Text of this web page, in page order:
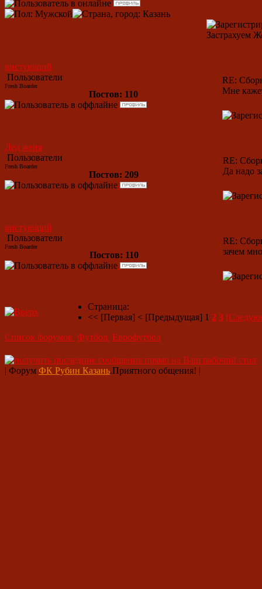
Застрахуем
вистующий
Пользователи
Fresh Boarder
Постов: 110
RE:
Мне
Дед женя
Пользователи
Fresh Boarder
Постов: 209
RE:
Да надо
вистующий
Пользователи
Fresh Boarder
Постов: 110
RE:
зачем
Страница:
<< [Первая] < [Предыдущая] 1 2 3
Список форумов Футбол Еврофутбол
| Форум ФК Рубин Казань.Приятного общения! |